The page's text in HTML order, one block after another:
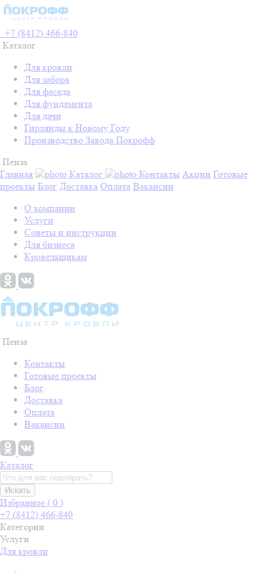
+7 (8412) 466-840
Каталог
Для кровли
Для забора
Для фасада
Для фундамента
Для дачи
Гирлянды к Новому Году
Производство Завода Покрофф
Пенза
Главная
Каталог Контакты Акции Готовые
проекты Блог Доставка Оплата Вакансии
О компании
Услуги
Советы и инструкции
Для бизнеса
Кровельщикам
Пенза
Контакты
Готовые проекты
Блог
Доставка
Оплата
Вакансии
Каталог
Искать
Избранное ( 0 )
+7 (8412) 466-840
Категории
Услуги
Для кровли